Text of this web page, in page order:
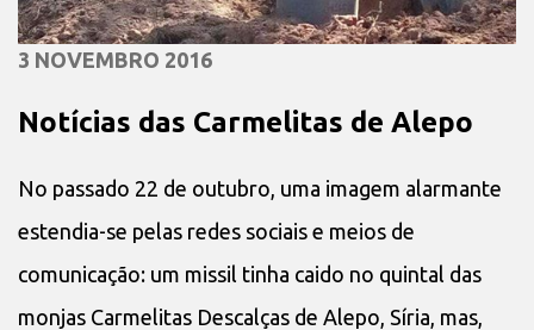
3 NOVEMBRO 2016
Notícias das Carmelitas de Alepo
No passado 22 de outubro, uma imagem alarmante
estendia-se pelas redes sociais e meios de
comunicação: um missil tinha caido no quintal das
monjas Carmelitas Descalças de Alepo, Síria, mas,